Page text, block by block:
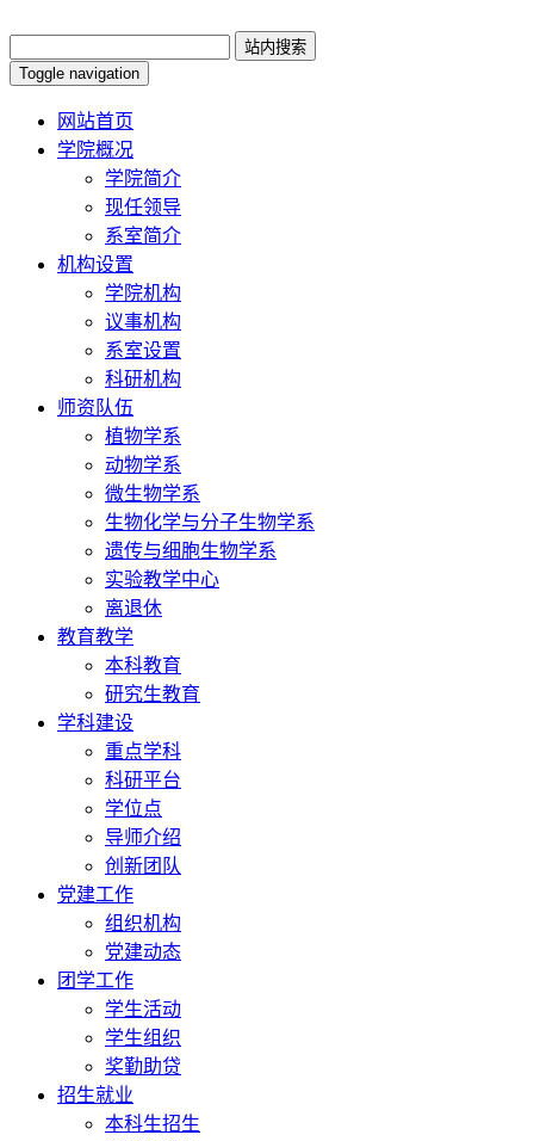
Toggle navigation
网站首页
学院概况
学院简介
现任领导
系室简介
机构设置
学院机构
议事机构
系室设置
科研机构
师资队伍
植物学系
动物学系
微生物学系
生物化学与分子生物学系
遗传与细胞生物学系
实验教学中心
离退休
教育教学
本科教育
研究生教育
学科建设
重点学科
科研平台
学位点
导师介绍
创新团队
党建工作
组织机构
党建动态
团学工作
学生活动
学生组织
奖勤助贷
招生就业
本科生招生